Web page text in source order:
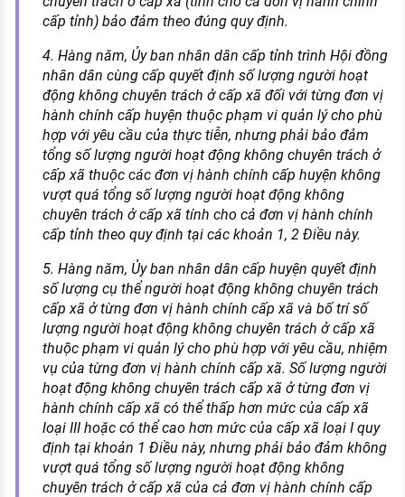
cấp tỉnh) bảo đảm theo đúng quy định.
4. Hàng năm, Ủy ban nhân dân cấp tỉnh trình Hội đồng
nhân dân cùng cấp quyết định số lượng người hoạt
động không chuyên trách ở cấp xã đối với từng đơn vị
hành chính cấp huyện thuộc phạm vi quản lý cho phù
hợp với yêu cầu của thực tiễn, nhưng phải bảo đảm
tổng số lượng người hoạt động không chuyên trách ở
cấp xã thuộc các đơn vị hành chính cấp huyện không
vượt quá tổng số lượng người hoạt động không
chuyên trách ở cấp xã tính cho cả đơn vị hành chính
cấp tỉnh theo quy định tại các khoản 1, 2 Điều này.
5. Hàng năm, Ủy ban nhân dân cấp huyện quyết định
số lượng cụ thể người hoạt động không chuyên trách
cấp xã ở từng đơn vị hành chính cấp xã và bố trí số
lượng người hoạt động không chuyên trách ở cấp xã
thuộc phạm vi quản lý cho phù hợp với yêu cầu, nhiệm
vụ của từng đơn vị hành chính cấp xã. Số lượng người
hoạt động không chuyên trách cấp xã ở từng đơn vị
hành chính cấp xã có thể thấp hơn mức của cấp xã
loại III hoặc có thể cao hơn mức của cấp xã loại I quy
định tại khoản 1 Điều này, nhưng phải bảo đảm không
vượt quá tổng số lượng người hoạt động không
chuyên trách ở cấp xã của cả đơn vị hành chính cấp